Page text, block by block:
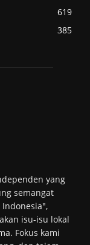
619
385
yang
semangat
isu-isu lokal
Fokus kami